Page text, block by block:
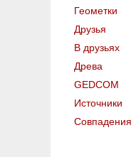
Геометки
Друзья
В друзьях
Древа
GEDCOM
Источники
Совпадения